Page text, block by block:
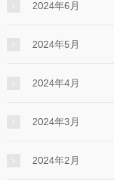
2024年6月
2024年5月
2024年4月
2024年3月
2024年2月